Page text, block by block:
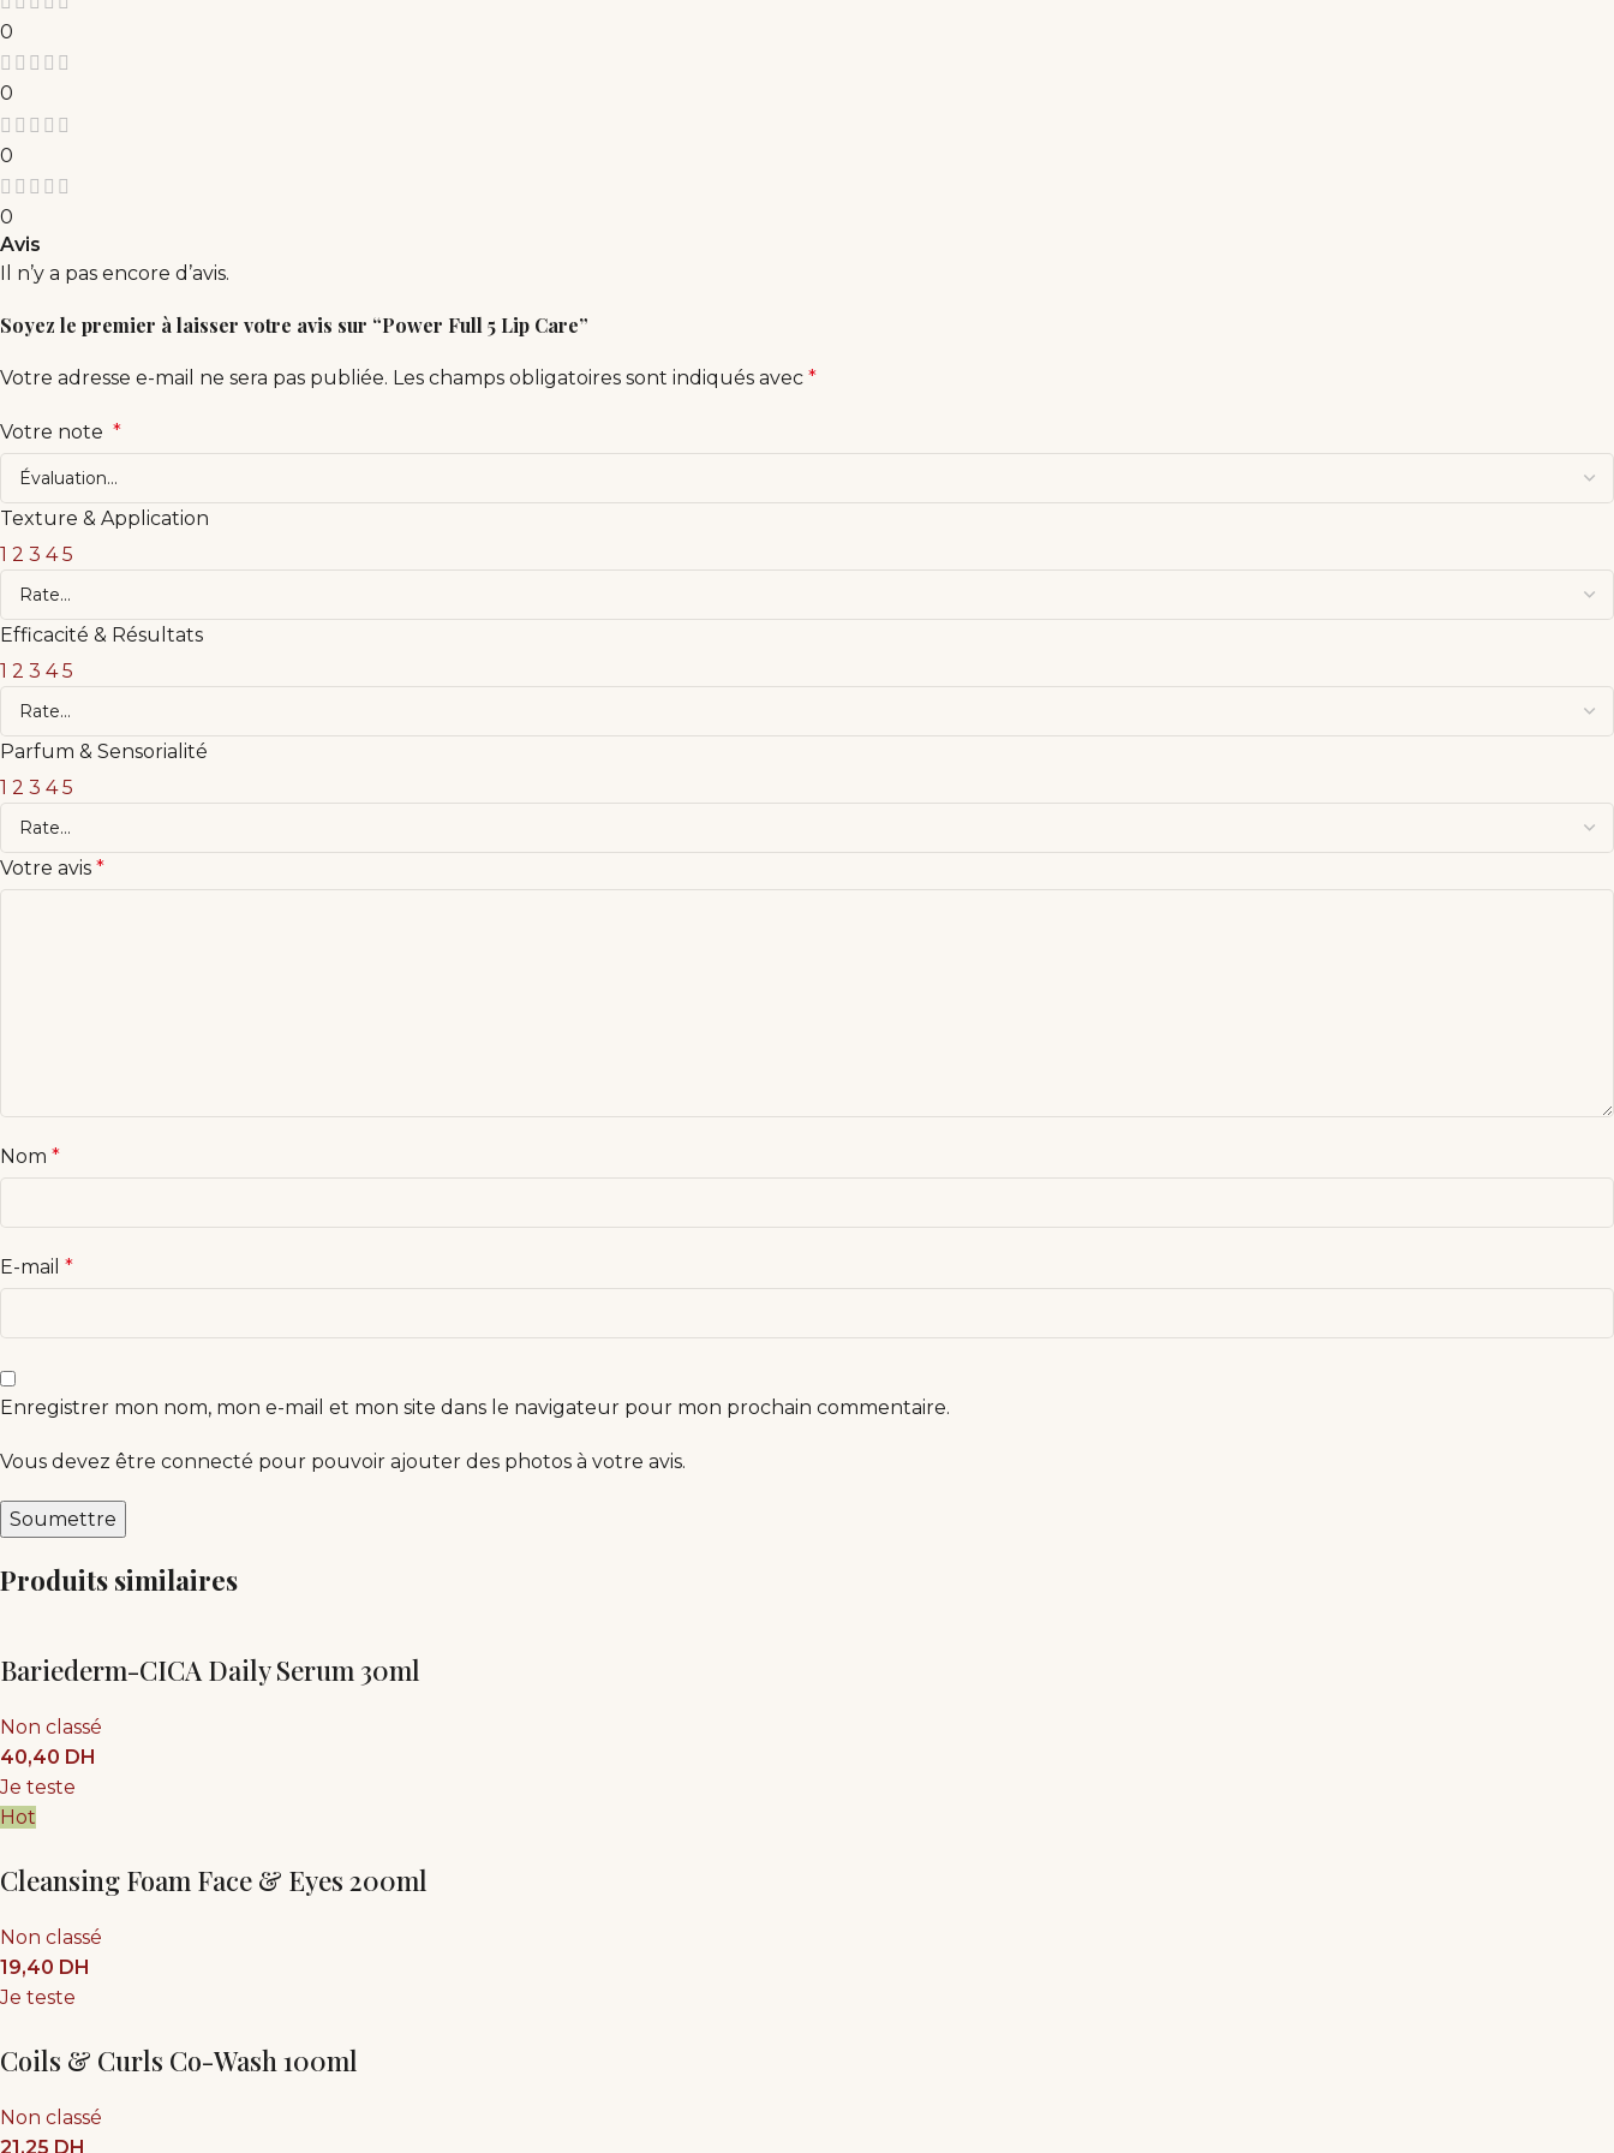
0
0
0
0
Avis
Il n’y a pas encore d’avis.
Soyez le premier à laisser votre avis sur “Power Full 5 Lip Care”
Votre adresse e-mail ne sera pas publiée. Les champs obligatoires sont indiqués avec *
Votre note *
Texture & Application
1 2 3 4 5
Efficacité & Résultats
1 2 3 4 5
Parfum & Sensorialité
1 2 3 4 5
Votre avis *
Nom *
E-mail *
Enregistrer mon nom, mon e-mail et mon site dans le navigateur pour mon prochain commentaire.
Vous devez être connecté pour pouvoir ajouter des photos à votre avis.
Produits similaires
Bariederm-CICA Daily Serum 30ml
Non classé
40,40 DH
Je teste
Hot
Cleansing Foam Face & Eyes 200ml
Non classé
19,40 DH
Je teste
Coils & Curls Co-Wash 100ml
Non classé
21,25 DH